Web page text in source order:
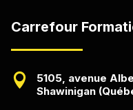
Carrefour

5105, avenue
Shawinigan